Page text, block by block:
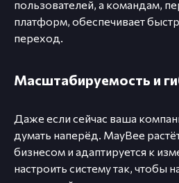
пользователей, а командам,
платформ, обеспечивает
переход.
Масштабируемость и
Даже если сейчас ваша
думать наперёд. MayBee
бизнесом и адаптируется к
настроить систему так, чтобы